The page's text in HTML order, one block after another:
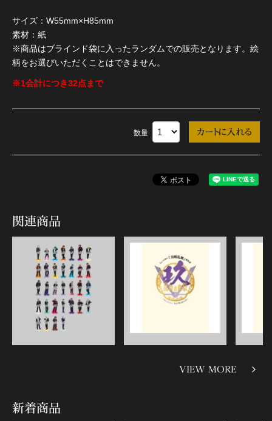
サイズ：W55mm×H85mm
素材：紙
※商品はブラインド袋に入ったランダムでの販売となります。絵
柄をお選びいただくことはできません。
※1会計につき32点まで
数量
関連商品
VIEW MORE
新着商品